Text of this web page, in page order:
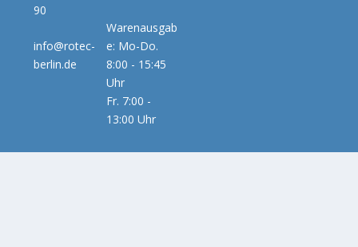
90
info@rotec-
berlin.de
Warenausgab
e: Mo-Do.
8:00 - 15:45
Uhr
Fr. 7:00 -
13:00 Uhr